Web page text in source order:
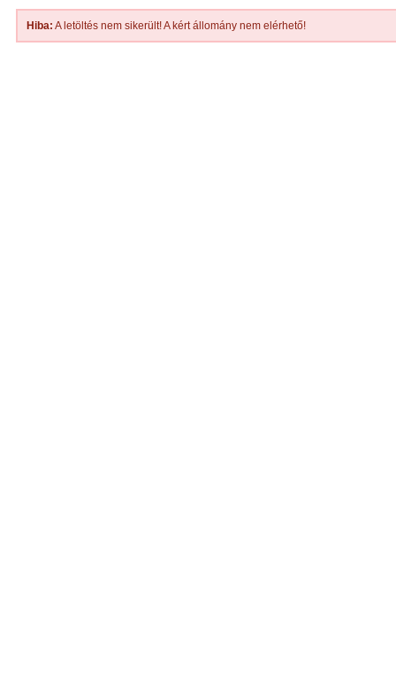
Hiba: A letöltés nem sikerült! A kért állomány nem elérhető!